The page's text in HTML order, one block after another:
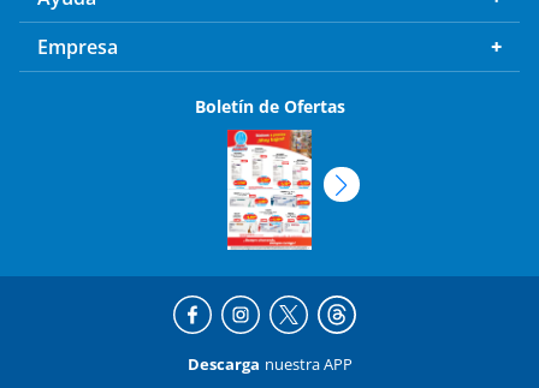
Empresa
Boletín de Ofertas
Descarga nuestra APP